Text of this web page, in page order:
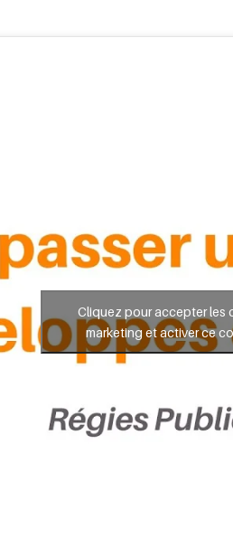
Cliquez pour accepter les
marketing et activer ce